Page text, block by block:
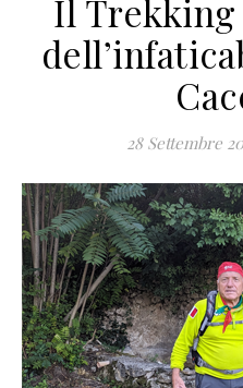
Il
28 Settembre